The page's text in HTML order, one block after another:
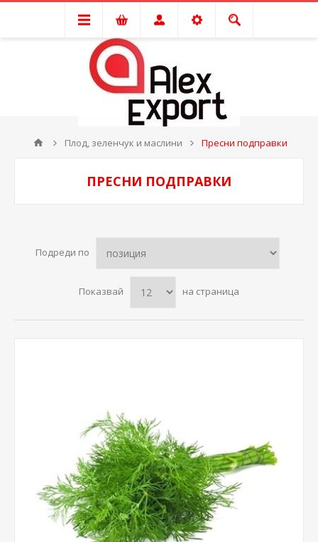
Плод, зеленчук и маслини Пресни подправки
ПРЕСНИ ПОДПРАВКИ
Подреди по
Показвай на страница